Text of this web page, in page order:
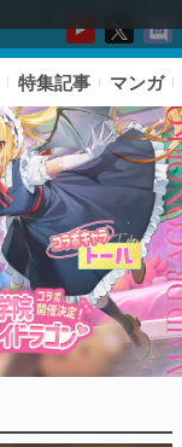
特集記事 マンガ